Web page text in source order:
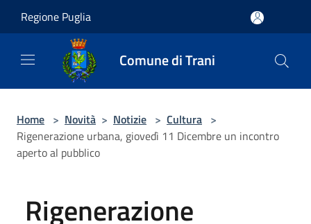
Regione Puglia
Comune di Trani
Home > Novità > Notizie > Cultura >
Rigenerazione urbana, giovedì 11 Dicembre un incontro
aperto al pubblico
Rigenerazione